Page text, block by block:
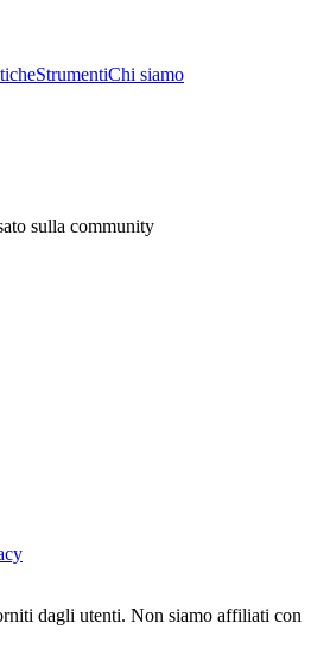
StrumentiChi siamo
sulla community
dagli utenti. Non siamo affiliati con